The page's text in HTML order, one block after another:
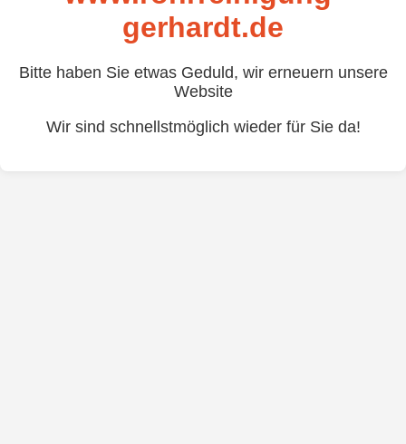
gerhardt.de
Bitte haben Sie etwas Geduld, wir erneuern unsere
Website
Wir sind schnellstmöglich wieder für Sie da!